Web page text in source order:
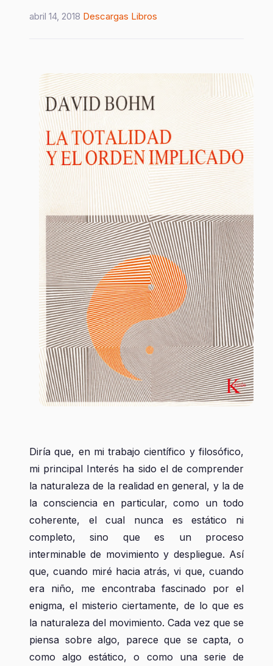
abril 14, 2018 Descargas Libros
Diría que, en mi trabajo científico y filosófico,
mi principal Interés ha sido el de comprender
la naturaleza de la realidad en general, y la de
la consciencia en particular, como un todo
coherente, el cual nunca es estático ni
completo, sino que es un proceso
interminable de movimiento y despliegue. Así
que, cuando miré hacia atrás, vi que, cuando
era niño, me encontraba fascinado por el
enigma, el misterio ciertamente, de lo que es
la naturaleza del movimiento. Cada vez que se
piensa sobre algo, parece que se capta, o
como algo estático, o como una serie de